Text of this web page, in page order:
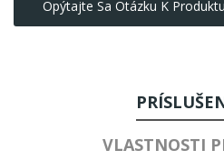
Opýtajte Sa Otázku K Produktu
VLASTNOSTI